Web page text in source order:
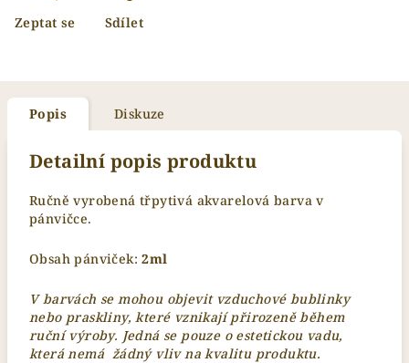
Zeptat se Sdílet
Popis Diskuze
Detailní popis produktu
Ručně vyrobená třpytivá akvarelová barva v
pánvičce.
Obsah pánviček: 2ml
V barvách se mohou objevit vzduchové bublinky
nebo praskliny, které vznikají přirozeně během
ruční výroby. Jedná se pouze o estetickou vadu,
která nemá žádný vliv na kvalitu produktu.